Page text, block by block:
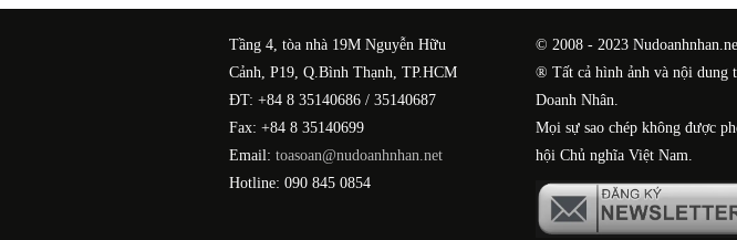
Tầng 4, tòa nhà 19M Nguyễn Hữu
Cảnh, P19, Q.Bình Thạnh, TP.HCM
ĐT: +84 8 35140686 / 35140687
Fax: +84 8 35140699
Email: toasoan@nudoanhnhan.net
Hotline: 090 845 0854
© 2008 - 2023
® Tất cả hình ảnh và nội dung
Doanh Nhân.
Mọi sự sao chép không được
hội Chủ nghĩa Việt Nam.